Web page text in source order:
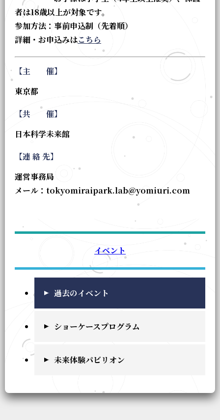
イベント
過去のイベント
ショーケースプログラム
未来体験パビリオン
者は18歳以上が対象です。
参加方法：事前申込制（先着順）
詳細・お申込みはこちら
【主 催】
東京都
【共 催】
日本科学未来館
【連 絡 先】
運営事務局
メール：tokyomiraipark.lab@yomiuri.com